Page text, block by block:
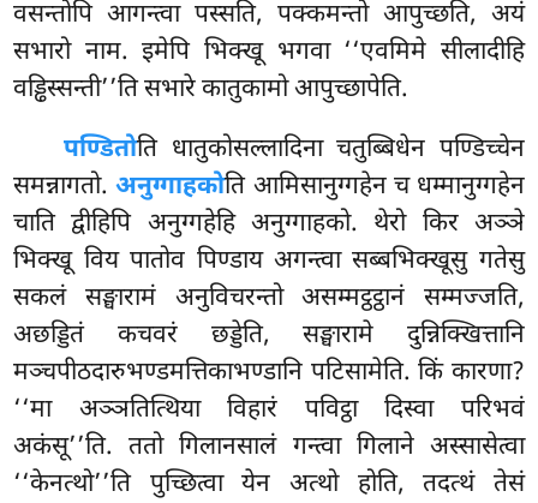
वसन्तोपि आगन्त्वा पस्सति, पक्कमन्तो आपुच्छति, अयं
सभारो नाम. इमेपि भिक्खू भगवा ‘‘एवमिमे सीलादीहि
वड्ढिस्सन्ती’’ति सभारे कातुकामो आपुच्छापेति.
पण्डितोति धातुकोसल्लादिना चतुब्बिधेन पण्डिच्चेन
समन्नागतो.अनुग्गाहकोति आमिसानुग्गहेन च धम्मानुग्गहेन
चाति द्वीहिपि अनुग्गहेहि अनुग्गाहको. थेरो किर अञ्ञे
भिक्खू विय पातोव पिण्डाय अगन्त्वा सब्बभिक्खूसु गतेसु
सकलं सङ्घारामं अनुविचरन्तो असम्मट्ठट्ठानं सम्मज्जति,
अछड्डितं कचवरं छड्डेति, सङ्घारामे दुन्निक्खित्तानि
मञ्चपीठदारुभण्डमत्तिकाभण्डानि पटिसामेति. किं कारणा?
‘‘मा अञ्ञतित्थिया विहारं पविट्ठा दिस्वा परिभवं
अकंसू’’ति. ततो गिलानसालं गन्त्वा गिलाने अस्सासेत्वा
‘‘केनत्थो’’ति पुच्छित्वा येन अत्थो होति, तदत्थं तेसं